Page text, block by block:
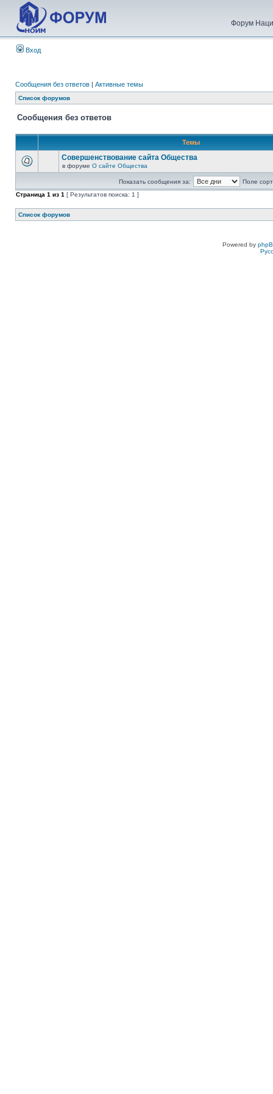
Форум
Вход
Сообщения без ответов | Активные темы
Список форумов
Сообщения без ответов
Темы
Совершенствование сайта Общества
в форуме О сайте Общества
Показать сообщения за:
Поле
Страница 1 из 1 [ Результатов поиска: 1 ]
Список форумов
Powered by